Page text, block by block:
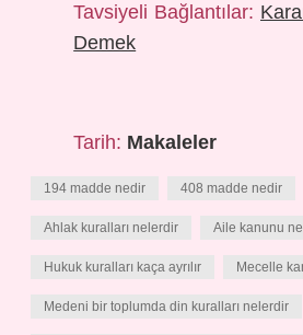
Tavsiyeli Bağlantılar:
Demek
Tarih: Makaleler
194 madde nedir 408 madde nedir
Ahlak kuralları nelerdir Aile kanunu
Hukuk kuralları kaça ayrılır Mecelle
Medeni bir toplumda din kuralları nelerdir